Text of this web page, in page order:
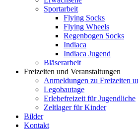
Sportarbeit
Flying Socks
Flying Wheels
Regenbogen Socks
Indiaca
Indiaca Jugend
Bläserarbeit
Freizeiten und Veranstaltungen
Anmeldungen zu Freizeiten
Legobautage
Erlebefreizeit für Jugendliche
Zeltlager für Kinder
Bilder
Kontakt